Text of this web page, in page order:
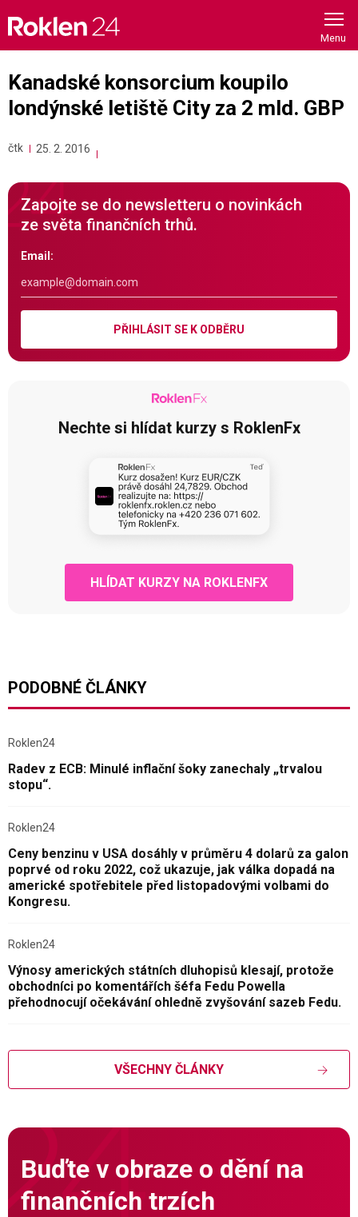
content
Kanadské konsorcium koupilo
londýnské letiště City za 2 mld. GBP
čtk 25. 2. 2016
Zapojte se do newsletteru o novinkách
ze světa finančních trhů.
Email:
PŘIHLÁSIT SE K ODBĚRU
Nechte si hlídat kurzy s RoklenFx
HLÍDAT KURZY NA ROKLENFX
PODOBNÉ ČLÁNKY
Roklen24
Radev z ECB: Minulé inflační šoky zanechaly „trvalou
stopu“.
Roklen24
Ceny benzinu v USA dosáhly v průměru 4 dolarů za galon
poprvé od roku 2022, což ukazuje, jak válka dopadá na
americké spotřebitele před listopadovými volbami do
Kongresu.
Roklen24
Výnosy amerických státních dluhopisů klesají, protože
obchodníci po komentářích šéfa Fedu Powella
přehodnocují očekávání ohledně zvyšování sazeb Fedu.
VŠECHNY ČLÁNKY
Buďte v obraze o dění na
finančních trzích